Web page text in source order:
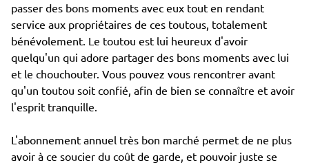
passer des bons moments avec eux tout en rendant
service aux propriétaires de ces toutous, totalement
bénévolement. Le toutou est lui heureux d'avoir
quelqu'un qui adore partager des bons moments avec lui
et le chouchouter. Vous pouvez vous rencontrer avant
qu'un toutou soit confié, afin de bien se connaître et avoir
l'esprit tranquille.
L'abonnement annuel très bon marché permet de ne plus
avoir à ce soucier du coût de garde, et pouvoir juste se